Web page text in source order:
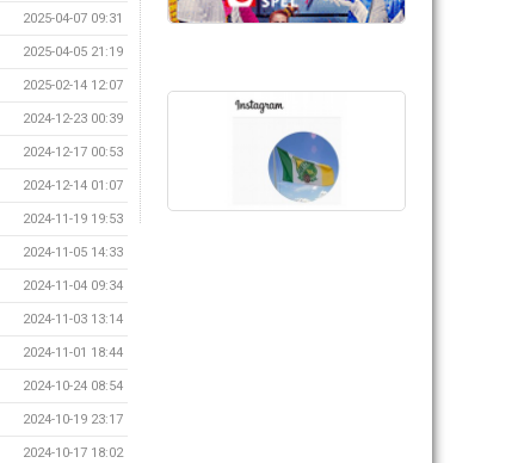
2025-04-07 09:31
2025-04-05 21:19
2025-02-14 12:07
2024-12-23 00:39
2024-12-17 00:53
2024-12-14 01:07
2024-11-19 19:53
2024-11-05 14:33
2024-11-04 09:34
2024-11-03 13:14
2024-11-01 18:44
2024-10-24 08:54
2024-10-19 23:17
2024-10-17 18:02